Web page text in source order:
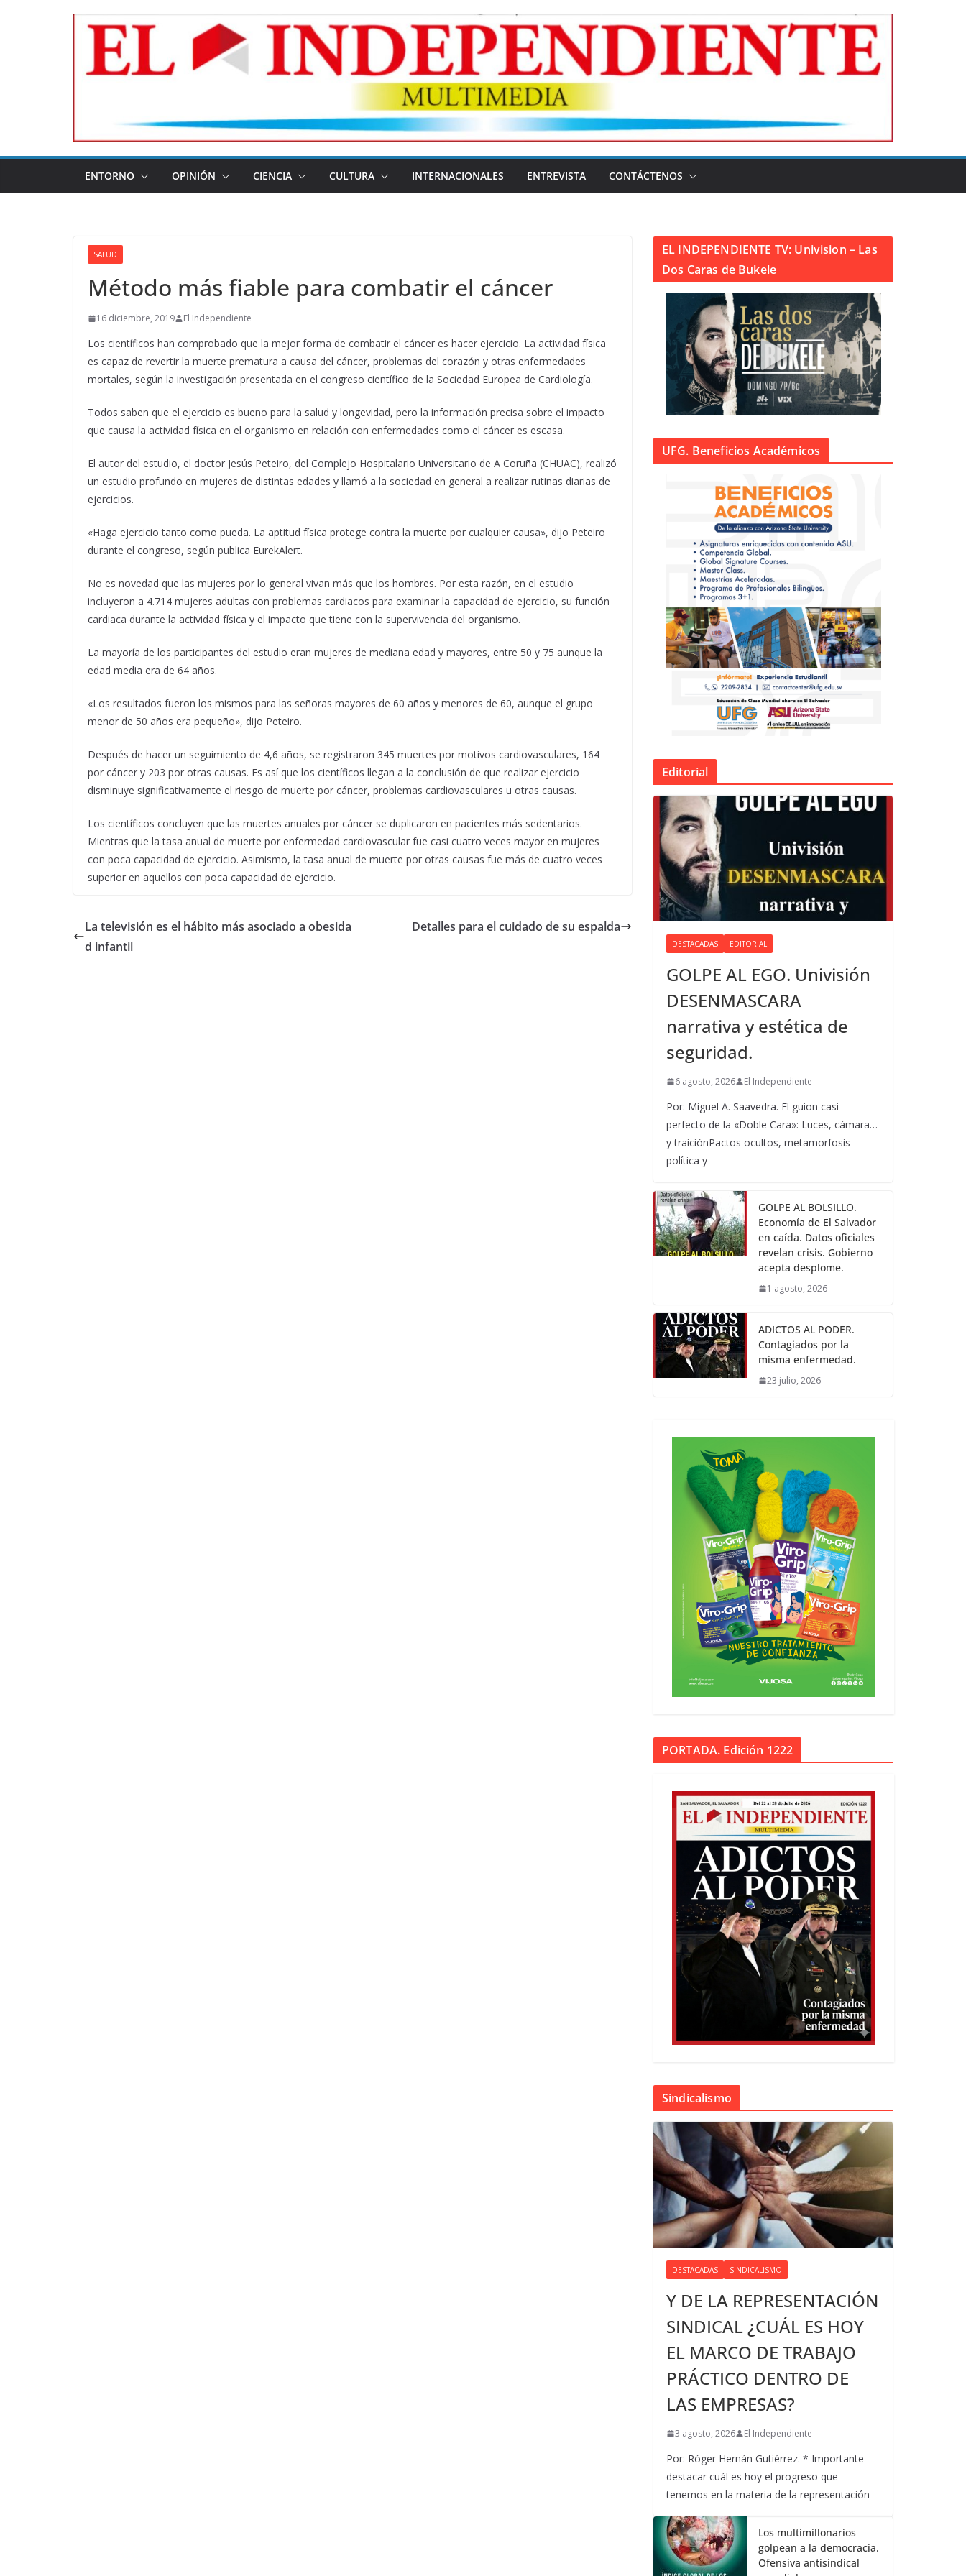
ENTORNO OPINIÓN CIENCIA CULTURA INTERNACIONALES ENTREVISTA CONTÁCTENOS
SALUD
Método más fiable para combatir el cáncer
16 diciembre, 2019 El Independiente
Los científicos han comprobado que la mejor forma de combatir el cáncer es hacer ejercicio. La actividad física
es capaz de revertir la muerte prematura a causa del cáncer, problemas del corazón y otras enfermedades
mortales, según la investigación presentada en el congreso científico de la Sociedad Europea de Cardiología.
Todos saben que el ejercicio es bueno para la salud y longevidad, pero la información precisa sobre el impacto
que causa la actividad física en el organismo en relación con enfermedades como el cáncer es escasa.
El autor del estudio, el doctor Jesús Peteiro, del Complejo Hospitalario Universitario de A Coruña (CHUAC), realizó
un estudio profundo en mujeres de distintas edades y llamó a la sociedad en general a realizar rutinas diarias de
ejercicios.
«Haga ejercicio tanto como pueda. La aptitud física protege contra la muerte por cualquier causa», dijo Peteiro
durante el congreso, según publica EurekAlert.
No es novedad que las mujeres por lo general vivan más que los hombres. Por esta razón, en el estudio
incluyeron a 4.714 mujeres adultas con problemas cardiacos para examinar la capacidad de ejercicio, su función
cardiaca durante la actividad física y el impacto que tiene con la supervivencia del organismo.
La mayoría de los participantes del estudio eran mujeres de mediana edad y mayores, entre 50 y 75 aunque la
edad media era de 64 años.
«Los resultados fueron los mismos para las señoras mayores de 60 años y menores de 60, aunque el grupo
menor de 50 años era pequeño», dijo Peteiro.
Después de hacer un seguimiento de 4,6 años, se registraron 345 muertes por motivos cardiovasculares, 164
por cáncer y 203 por otras causas. Es así que los científicos llegan a la conclusión de que realizar ejercicio
disminuye significativamente el riesgo de muerte por cáncer, problemas cardiovasculares u otras causas.
Los científicos concluyen que las muertes anuales por cáncer se duplicaron en pacientes más sedentarios.
Mientras que la tasa anual de muerte por enfermedad cardiovascular fue casi cuatro veces mayor en mujeres
con poca capacidad de ejercicio. Asimismo, la tasa anual de muerte por otras causas fue más de cuatro veces
superior en aquellos con poca capacidad de ejercicio.
La televisión es el hábito más asociado a obesida
d infantil
Detalles para el cuidado de su espalda
EL INDEPENDIENTE TV: Univision – Las
Dos Caras de Bukele
UFG. Beneficios Académicos
Editorial
DESTACADAS EDITORIAL
GOLPE AL EGO. Univisión
DESENMASCARA
narrativa y estética de
seguridad.
6 agosto, 2026 El Independiente
Por: Miguel A. Saavedra. El guion casi
perfecto de la «Doble Cara»: Luces, cámara…
y traiciónPactos ocultos, metamorfosis
política y
GOLPE AL BOLSILLO.
Economía de El Salvador
en caída. Datos oficiales
revelan crisis. Gobierno
acepta desplome.
1 agosto, 2026
ADICTOS AL PODER.
Contagiados por la
misma enfermedad.
23 julio, 2026
PORTADA. Edición 1222
Sindicalismo
DESTACADAS SINDICALISMO
Y DE LA REPRESENTACIÓN
SINDICAL ¿CUÁL ES HOY
EL MARCO DE TRABAJO
PRÁCTICO DENTRO DE
LAS EMPRESAS?
3 agosto, 2026 El Independiente
Por: Róger Hernán Gutiérrez. * Importante
destacar cuál es hoy el progreso que
tenemos en la materia de la representación
Los multimillonarios
golpean a la democracia.
Ofensiva antisindical